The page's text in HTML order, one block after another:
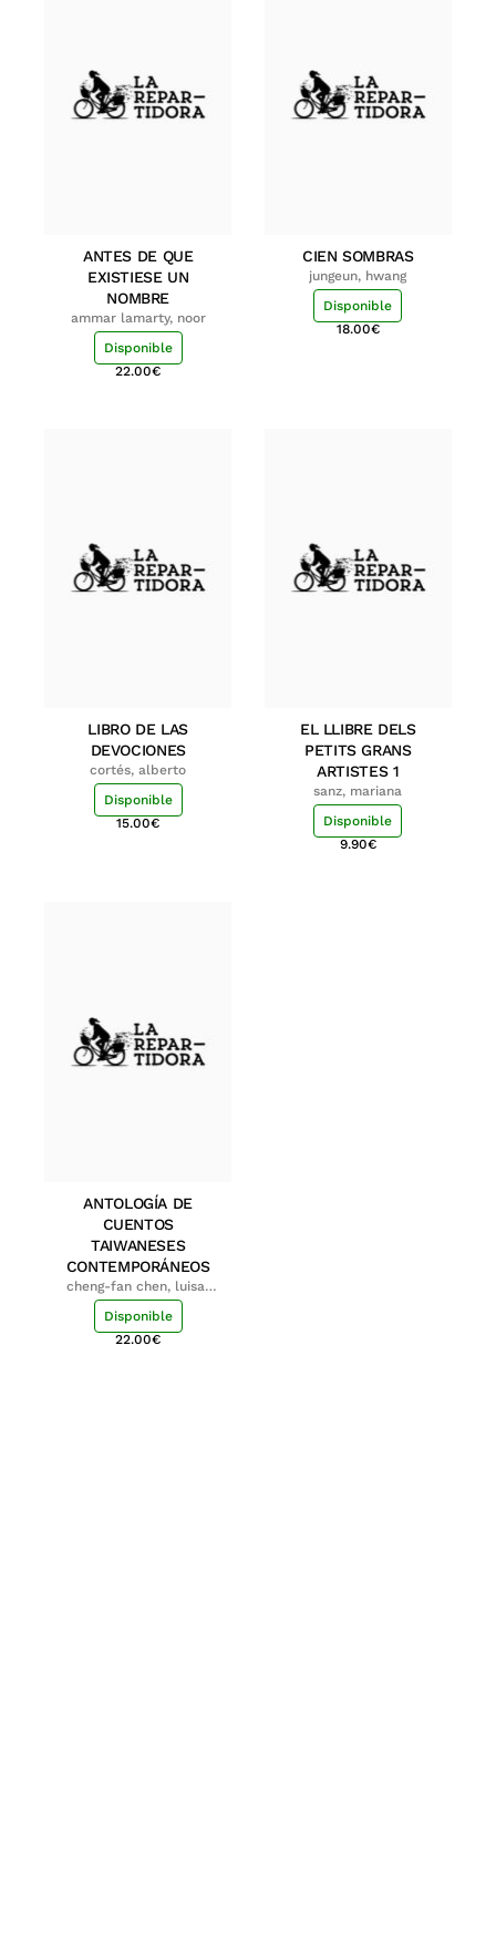
ANTES DE QUE
EXISTIESE UN
NOMBRE
ammar lamarty, noor
Disponible
22.00€
CIEN SOMBRAS
jungeun, hwang
Disponible
18.00€
LIBRO DE LAS
DEVOCIONES
cortés, alberto
Disponible
15.00€
EL LLIBRE DELS
PETITS GRANS
ARTISTES 1
sanz, mariana
Disponible
9.90€
ANTOLOGÍA DE
CUENTOS
TAIWANESES
CONTEMPORÁNEOS
cheng-fan chen, luisa;
shu-ying chang, luisa
Disponible
22.00€